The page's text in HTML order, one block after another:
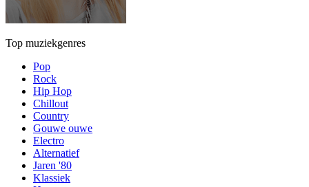
Top muziekgenres
Pop
Rock
Hip Hop
Chillout
Country
Gouwe ouwe
Electro
Alternatief
Jaren '80
Klassiek